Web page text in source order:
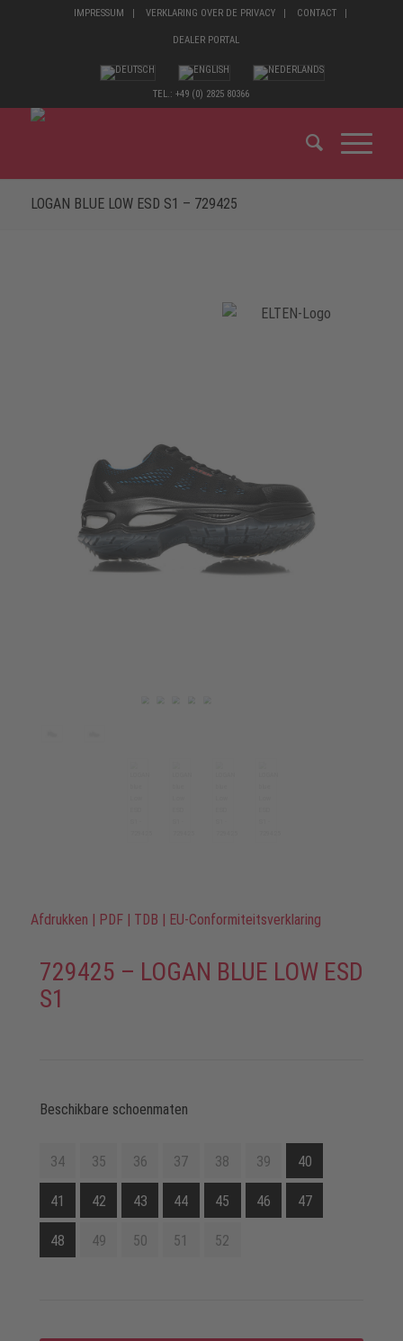
IMPRESSUM VERKLARING OVER DE PRIVACY CONTACT
DEALER PORTAL
TEL.: +49 (0) 2825 80366
LOGAN BLUE LOW ESD S1 – 729425
Afdrukken | PDF | TDB | EU-Conformiteitsverklaring
729425 – LOGAN BLUE LOW ESD
S1
Beschikbare schoenmaten
34 35 36 37 38 39 40
41 42 43 44 45 46 47
48 49 50 51 52